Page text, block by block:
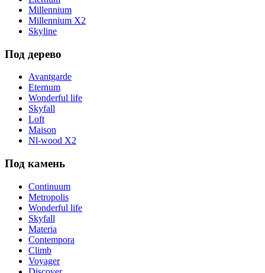
Millennium
Millennium X2
Skyline
Под дерево
Avantgarde
Eternum
Wonderful life
Skyfall
Loft
Maison
Nl-wood X2
Под камень
Continuum
Metropolis
Wonderful life
Skyfall
Materia
Contempora
Climb
Voyager